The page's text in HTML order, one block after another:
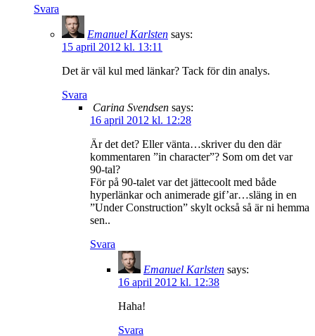
Svara
Emanuel Karlsten says:
15 april 2012 kl. 13:11
Det är väl kul med länkar? Tack för din analys.
Svara
Carina Svendsen says:
16 april 2012 kl. 12:28
Är det det? Eller vänta…skriver du den där
kommentaren ”in character”? Som om det var
90-tal?
För på 90-talet var det jättecoolt med både
hyperlänkar och animerade gif’ar…släng in en
”Under Construction” skylt också så är ni hemma
sen..
Svara
Emanuel Karlsten says:
16 april 2012 kl. 12:38
Haha!
Svara